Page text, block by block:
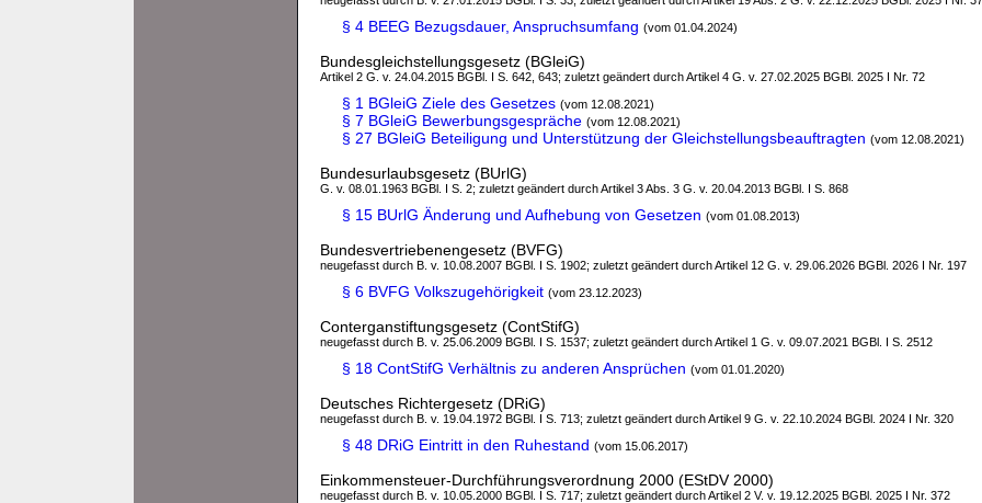
§ 4 BEEG Bezugsdauer, Anspruchsumfang (vom 01.04.2024)
Bundesgleichstellungsgesetz (BGleiG)
Artikel 2 G. v. 24.04.2015 BGBl. I S. 642, 643; zuletzt geändert durch Artikel 4 G. v. 27.02.2025 BGBl. 2025 I Nr. 72
§ 1 BGleiG Ziele des Gesetzes (vom 12.08.2021)
§ 7 BGleiG Bewerbungsgespräche (vom 12.08.2021)
§ 27 BGleiG Beteiligung und Unterstützung der Gleichstellungsbeauftragten (vom 12.08.2021)
Bundesurlaubsgesetz (BUrlG)
G. v. 08.01.1963 BGBl. I S. 2; zuletzt geändert durch Artikel 3 Abs. 3 G. v. 20.04.2013 BGBl. I S. 868
§ 15 BUrlG Änderung und Aufhebung von Gesetzen (vom 01.08.2013)
Bundesvertriebenengesetz (BVFG)
neugefasst durch B. v. 10.08.2007 BGBl. I S. 1902; zuletzt geändert durch Artikel 12 G. v. 29.06.2026 BGBl. 2026 I Nr. 197
§ 6 BVFG Volkszugehörigkeit (vom 23.12.2023)
Conterganstiftungsgesetz (ContStifG)
neugefasst durch B. v. 25.06.2009 BGBl. I S. 1537; zuletzt geändert durch Artikel 1 G. v. 09.07.2021 BGBl. I S. 2512
§ 18 ContStifG Verhältnis zu anderen Ansprüchen (vom 01.01.2020)
Deutsches Richtergesetz (DRiG)
neugefasst durch B. v. 19.04.1972 BGBl. I S. 713; zuletzt geändert durch Artikel 9 G. v. 22.10.2024 BGBl. 2024 I Nr. 320
§ 48 DRiG Eintritt in den Ruhestand (vom 15.06.2017)
Einkommensteuer-Durchführungsverordnung 2000 (EStDV 2000)
neugefasst durch B. v. 10.05.2000 BGBl. I S. 717; zuletzt geändert durch Artikel 2 V. v. 19.12.2025 BGBl. 2025 I Nr. 372